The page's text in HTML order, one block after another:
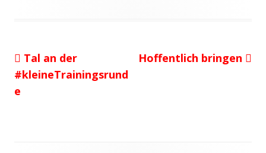
Beitragsnavigation
Vorheriger
Beitrag:
Tal an der
#kleineTrainingsrund
e
Nächster
Hoffentlich bringen